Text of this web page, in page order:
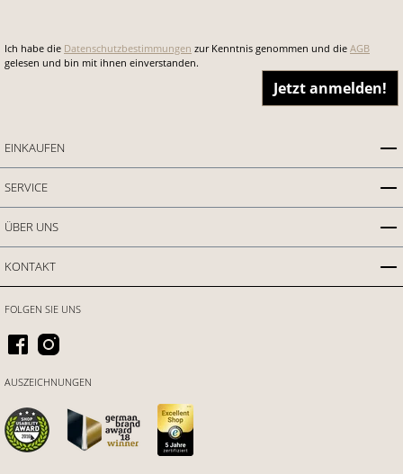
Ich habe die Datenschutzbestimmungen zur Kenntnis genommen und die AGB
gelesen und bin mit ihnen einverstanden.
Jetzt anmelden!
EINKAUFEN
SERVICE
ÜBER UNS
KONTAKT
FOLGEN SIE UNS
AUSZEICHNUNGEN